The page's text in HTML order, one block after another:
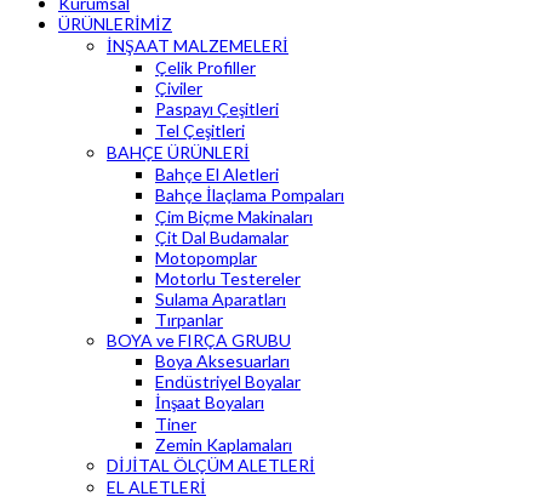
ÜRÜNLERİMİZ
İNŞAAT MALZEMELERİ
Çelik Profiller
Çiviler
Paspayı Çeşitleri
Tel Çeşitleri
BAHÇE ÜRÜNLERİ
Bahçe El Aletleri
Bahçe İlaçlama Pompaları
Çim Biçme Makinaları
Çit Dal Budamalar
Motopomplar
Motorlu Testereler
Sulama Aparatları
Tırpanlar
BOYA ve FIRÇA GRUBU
Boya Aksesuarları
Endüstriyel Boyalar
İnşaat Boyaları
Tiner
Zemin Kaplamaları
DİJİTAL ÖLÇÜM ALETLERİ
EL ALETLERİ